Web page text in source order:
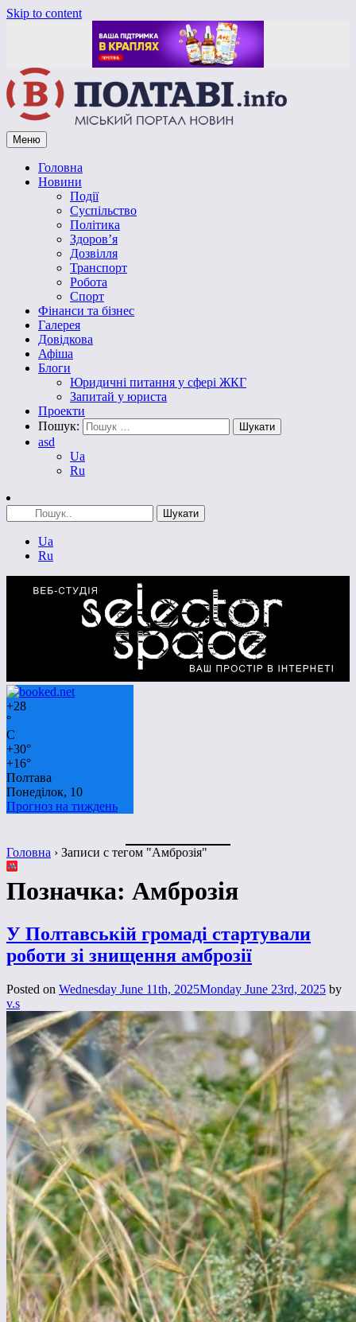
Skip to content
Vpoltave.info
Полтавський портал новин
Меню
Головна
Новини
Події
Суспільство
Політика
Здоров’я
Дозвілля
Транспорт
Робота
Спорт
Фінанси та бізнес
Галерея
Довідкова
Афіша
Блоги
Юридичні питання у сфері ЖКГ
Запитай у юриста
Проекти
Пошук:
asd
Ua
Ru
Ua
Ru
+28
°
C
+30°
+16°
Полтава
Понеділок, 10
Прогноз на тиждень
Головна › Записи с тегом "Амброзія"
Позначка: Амброзія
У Полтавській громаді стартували
роботи зі знищення амброзії
Posted on Wednesday June 11th, 2025Monday June 23rd, 2025 by
v.s